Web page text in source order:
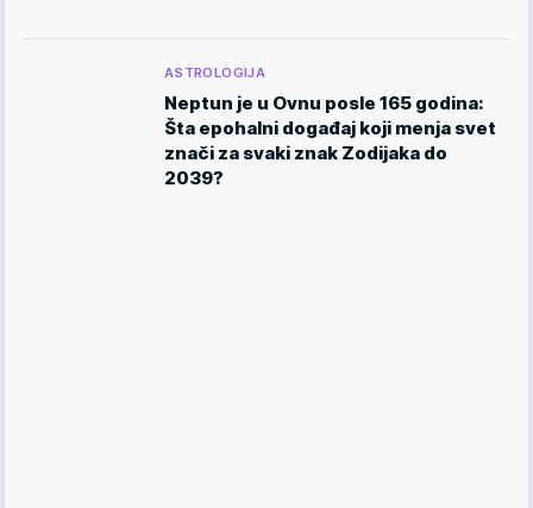
ASTROLOGIJA
Neptun je u Ovnu posle 165 godina:
Šta epohalni događaj koji menja svet
znači za svaki znak Zodijaka do
2039?